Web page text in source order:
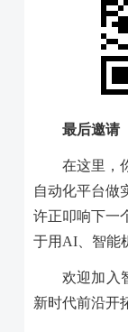
最后邀请
在这里，
自动化平台做
许正叩响下一
于用 AI、智能
欢迎加入
新时代前沿开